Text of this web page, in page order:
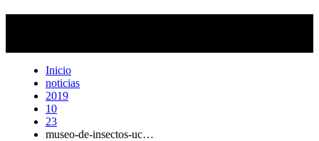
Inicio
noticias
2019
10
23
museo-de-insectos-uc…